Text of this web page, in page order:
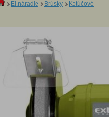
El.náradie Brúsky Kotúčové